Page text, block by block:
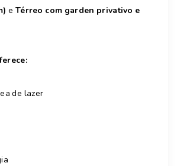
e Térreo com garden privativo e
de lazer